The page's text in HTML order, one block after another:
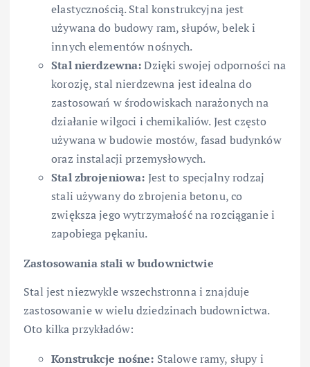
elastycznością. Stal konstrukcyjna jest
używana do budowy ram, słupów, belek i
innych elementów nośnych.
Stal nierdzewna:Dzięki swojej odporności na
korozję, stal nierdzewna jest idealna do
zastosowań w środowiskach narażonych na
działanie wilgoci i chemikaliów. Jest często
używana w budowie mostów, fasad budynków
oraz instalacji przemysłowych.
Stal zbrojeniowa: Jest to specjalny rodzaj
stali używany do zbrojenia betonu, co
zwiększa jego wytrzymałość na rozciąganie i
zapobiega pękaniu.
Zastosowania stali w budownictwie
Stal jest niezwykle wszechstronna i znajduje
zastosowanie w wielu dziedzinach budownictwa.
Oto kilka przykładów:
Konstrukcje nośne: Stalowe ramy, słupy i